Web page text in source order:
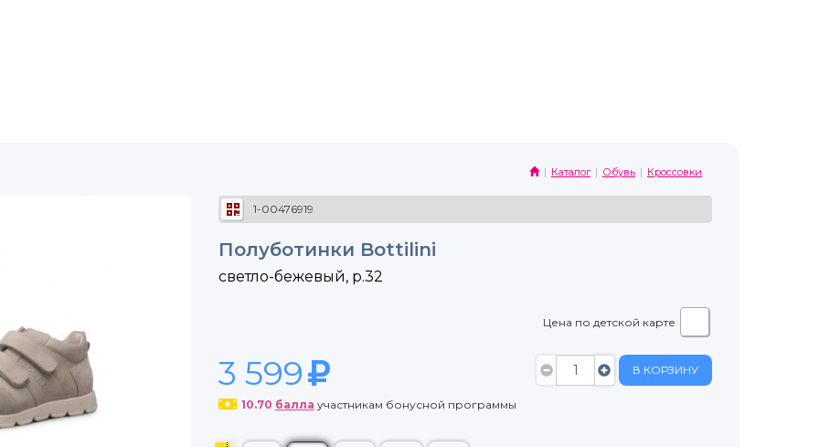
Каталог Обувь Кроссовки
1-00476919
Полуботинки Bottilini
светло-бежевый, р.32
Цена по детской карте
3 599 В КОРЗИНУ
10.70 балла участникам бонусной программы